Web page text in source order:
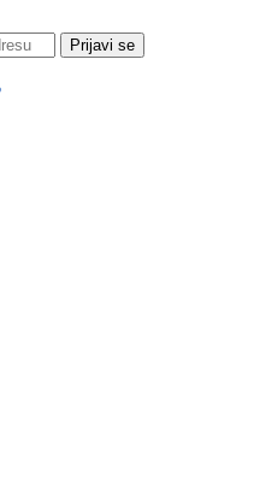
Prijavi se